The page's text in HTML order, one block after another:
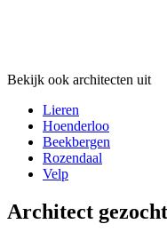
Bekijk ook architecten uit
Lieren
Hoenderloo
Beekbergen
Rozendaal
Velp
Architect